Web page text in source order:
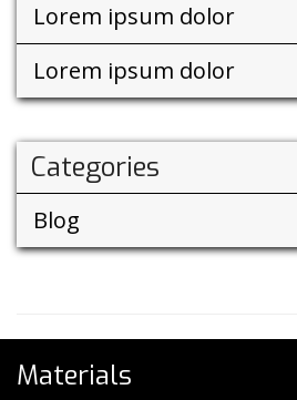
Lorem ipsum dolor
Lorem ipsum dolor
Categories
Blog
Materials